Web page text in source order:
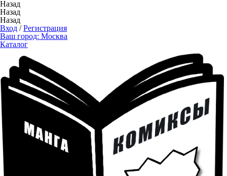
Назад
Назад
Назад
Вход /Регистрация
Ваш город: Москва
Каталог